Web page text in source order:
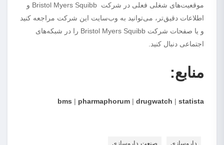
موقعیت‌های شغلی فعلی در شرکت Bristol Myers Squibb و
اطلاعات دقیق‌تر، می‌توانید به وب‌سایت این شرکت مراجعه کنید
و یا صفحات شرکت Bristol Myers Squibb را در شبکه‌های
اجتماعی دنبال کنید.
منابع:
bms | pharmaphorum | drugwatch | statista
داروسازی صنعت داروسازی